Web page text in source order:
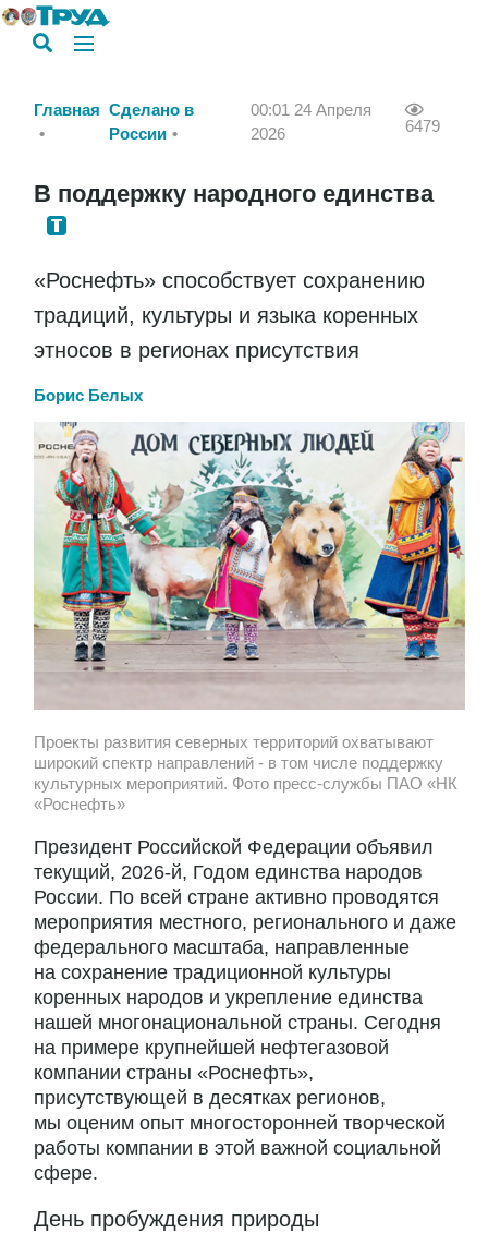
Главная Сделано в
России
00:01 24 Апреля
2026
6479
В поддержку народного единства
«Роснефть» способствует сохранению
традиций, культуры и языка коренных
этносов в регионах присутствия
Борис Белых
Проекты развития северных территорий охватывают
широкий спектр направлений - в том числе поддержку
культурных мероприятий. Фото пресс-службы ПАО «НК
«Роснефть»
Президент Российской Федерации объявил
текущий, 2026-й, Годом единства народов
России. По всей стране активно проводятся
мероприятия местного, регионального и даже
федерального масштаба, направленные
на сохранение традиционной культуры
коренных народов и укрепление единства
нашей многонациональной страны. Сегодня
на примере крупнейшей нефтегазовой
компании страны «Роснефть»,
присутствующей в десятках регионов,
мы оценим опыт многосторонней творческой
работы компании в этой важной социальной
сфере.
День пробуждения природы